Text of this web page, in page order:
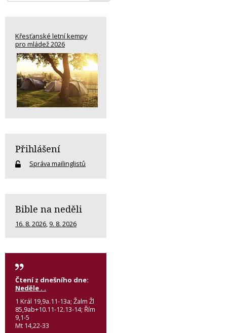
Křesťanské letní kempy
pro mládež 2026
Přihlášení
Správa mailinglistů
Bible na neděli
16. 8. 2026, 9. 8. 2026
Čtení z dnešního dne:
Neděle . .
1 Král 19,9a.11-13a; Žalm Žl
85,9ab+10.11-12.13-14; Řím
9,1-5
Mt 14,22-33